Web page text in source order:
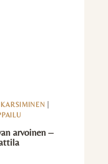
KARSIMINEN
arvoinen –